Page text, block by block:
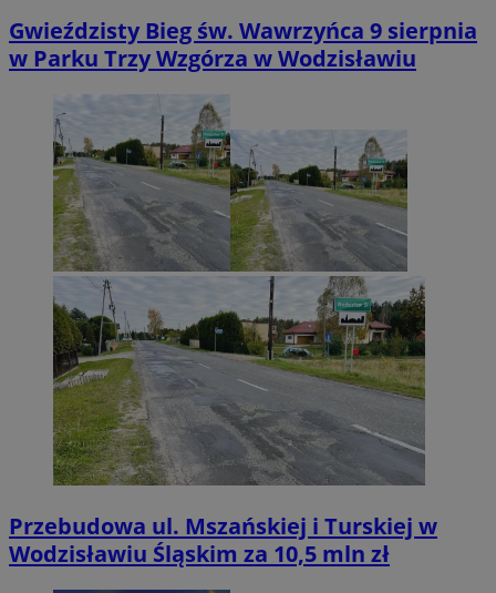
Gwieździsty Bieg św. Wawrzyńca 9 sierpnia
w Parku Trzy Wzgórza w Wodzisławiu
Przebudowa ul. Mszańskiej i Turskiej w
Wodzisławiu Śląskim za 10,5 mln zł